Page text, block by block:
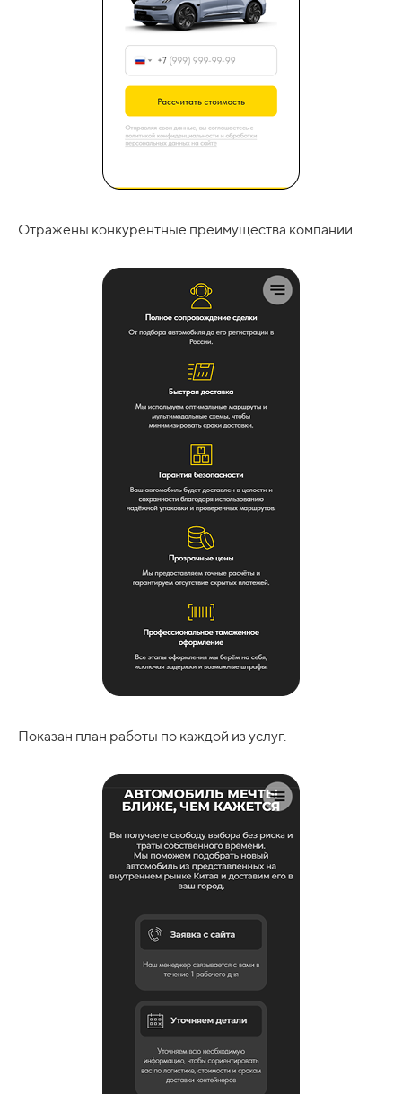
Отражены конкурентные преимущества компании.
Показан план работы по каждой из услуг.